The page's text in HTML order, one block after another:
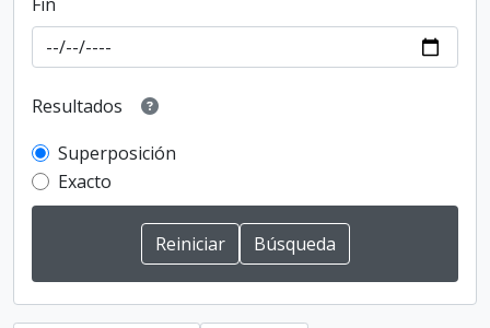
Resultados
Superposición
Exacto